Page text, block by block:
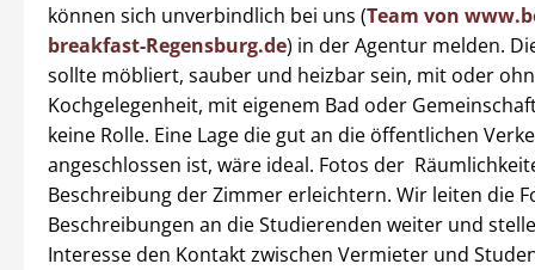
können sich unverbindlich bei uns (Team von
breakfast-Regensburg.de) in der Agentur melden.
sollte möbliert, sauber und heizbar sein, mit oder
Kochgelegenheit, mit eigenem Bad oder
keine Rolle. Eine Lage die gut an die öffentlichen
angeschlossen ist, wäre ideal. Fotos der
Beschreibung der Zimmer erleichtern. Wir leiten die
Beschreibungen an die Studierenden weiter und
Interesse den Kontakt zwischen Vermieter und